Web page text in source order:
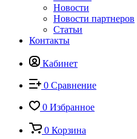
Новости
Новости партнеров
Статьи
Контакты
Кабинет
0 Сравнение
0 Избранное
0 Корзина